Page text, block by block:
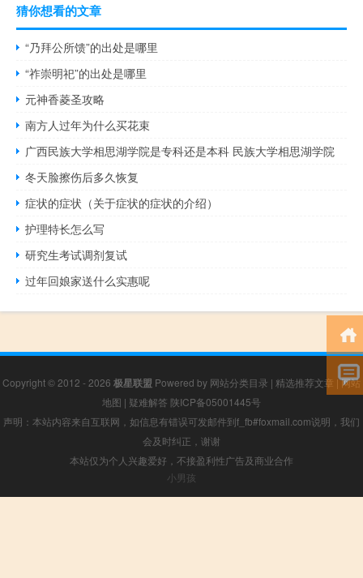
猜你想看的文章
“乃拜公所馈”的出处是哪里
“祚崇明祀”的出处是哪里
元神香菱圣攻略
南方人过年为什么买花束
广西民族大学相思湖学院是专科还是本科 民族大学相思湖学院
冬天脸擦伤后多久恢复
症状的症状（关于症状的症状的介绍）
护理特长怎么写
研究生考试调剂复试
过年回娘家送什么实惠呢
Copyright © 2012 - 2026 极星联盟 Powered by 网站分类目录 | 精选推荐文章 |网站
地图 | 疑难解答 陕ICP备05001445号
声明：本站内容来自互联网，如信息有错误可发邮件到f_fb#foxmail.com说明，我们
会及时纠正，谢谢
本站仅为个人兴趣爱好，不接盈利性广告及商业合作
小男孩